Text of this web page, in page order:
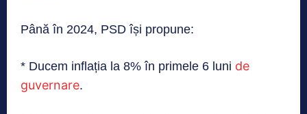
Până în 2024, PSD își propune:
* Ducem inflația la 8% în primele 6 luni de
guvernare.